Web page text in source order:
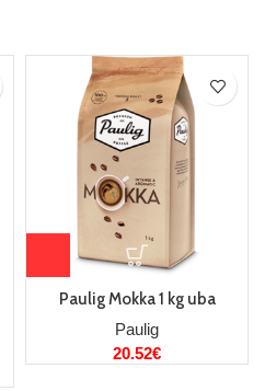
Paulig Mokka 1 kg uba
Paulig
20.52€